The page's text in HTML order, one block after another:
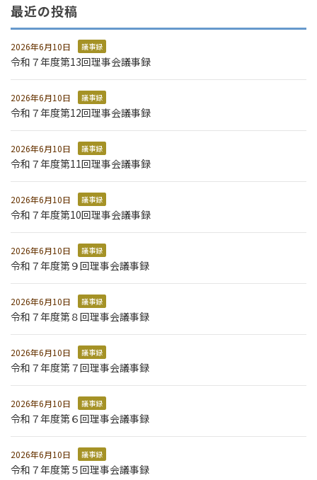
最近の投稿
2026年6月10日 議事録
令和７年度第13回理事会議事録
2026年6月10日 議事録
令和７年度第12回理事会議事録
2026年6月10日 議事録
令和７年度第11回理事会議事録
2026年6月10日 議事録
令和７年度第10回理事会議事録
2026年6月10日 議事録
令和７年度第９回理事会議事録
2026年6月10日 議事録
令和７年度第８回理事会議事録
2026年6月10日 議事録
令和７年度第７回理事会議事録
2026年6月10日 議事録
令和７年度第６回理事会議事録
2026年6月10日 議事録
令和７年度第５回理事会議事録